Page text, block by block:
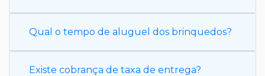
Qual o tempo de aluguel dos brinquedos?
Existe cobrança de taxa de entrega?